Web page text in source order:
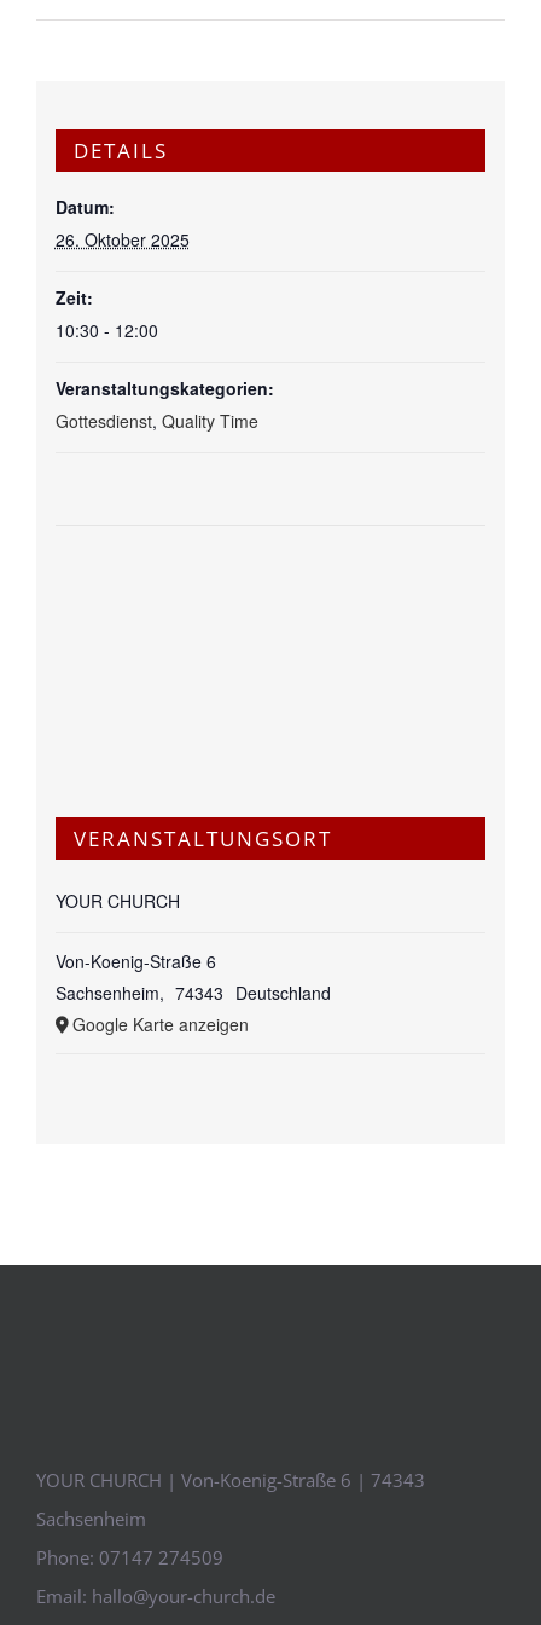
DETAILS
Datum:
26. Oktober 2025
Zeit:
10:30 - 12:00
Veranstaltungskategorien:
Gottesdienst, Quality Time
VERANSTALTUNGSORT
YOUR CHURCH
Von-Koenig-Straße 6
Sachsenheim, 74343 Deutschland
Google Karte anzeigen
YOUR CHURCH | Von-Koenig-Straße 6 | 74343
Sachsenheim
Phone: 07147 274509
Email: hallo@your-church.de